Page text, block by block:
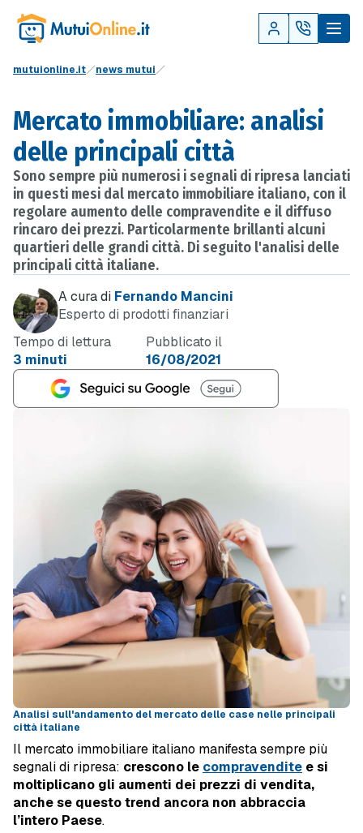
mutuionline.it news mutui
Mercato immobiliare: analisi
delle principali città
Sono sempre più numerosi i segnali di ripresa lanciati
in questi mesi dal mercato immobiliare italiano, con il
regolare aumento delle compravendite e il diffuso
rincaro dei prezzi. Particolarmente brillanti alcuni
quartieri delle grandi città. Di seguito l'analisi delle
principali città italiane.
A cura di Fernando Mancini
Esperto di prodotti finanziari
Tempo di lettura
3 minuti
Pubblicato il
16/08/2021
Analisi sull'andamento del mercato delle case nelle principali
città italiane
Il mercato immobiliare italiano manifesta sempre più
segnali di ripresa: crescono le compravendite e si
moltiplicano gli aumenti dei prezzi di vendita,
anche se questo trend ancora non abbraccia
l’intero Paese.